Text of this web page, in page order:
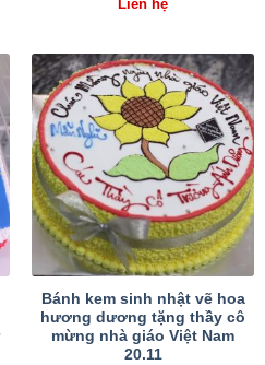
Liên hệ
Bánh kem sinh nhật vẽ hoa
hương dương tặng thầy cô
mừng nhà giáo Việt Nam
20.11